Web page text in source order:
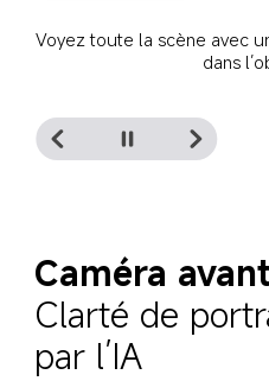
Rapprochez-vous et
plaisir dans un
Caméra
Clarté de
par l’IA